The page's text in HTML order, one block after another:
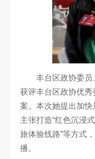
丰台区政协委
获评丰台区政协优
案。本次她提出加快
主张打造“红色沉浸
旅体验线路”等方式
播。